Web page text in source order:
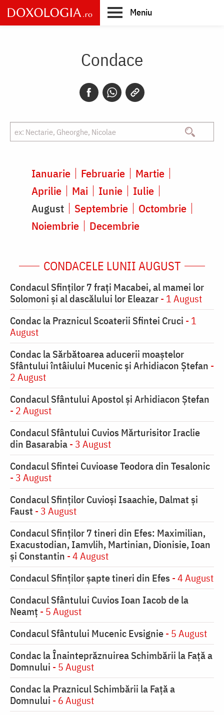
Skip
to
main
Meniu
Condace
Ianuarie Februarie
Martie
Aprilie
Mai Iunie
Iulie
August
Septembrie
Octombrie
Noiembrie
Decembrie
CONDACELE LUNII AUGUST
Condacul Sfinţilor 7 fraţi Macabei, al mamei lor
Solomoni şi al dascălului lor Eleazar- 1 August
Condac la Praznicul Scoaterii Sfintei Cruci - 1
August
Condac la Sărbătoarea aducerii moaştelor
Sfântului întâiului Mucenic şi Arhidiacon Ştefan -
2 August
Condacul Sfântului Apostol și Arhidiacon Ștefan
- 2 August
Condacul Sfântului Cuvios Mărturisitor Iraclie
din Basarabia- 3 August
Condacul Sfintei Cuvioase Teodora din Tesalonic
- 3 August
Condacul Sfinţilor Cuvioşi Isaachie, Dalmat şi
Faust - 3 August
Condacul Sfinţilor 7 tineri din Efes: Maximilian,
Exacustodian, Iamvlih, Martinian, Dionisie, Ioan
şi Constantin - 4 August
Condacul Sfinţilor şapte tineri din Efes - 4 August
Condacul Sfântului Cuvios Ioan Iacob de la
Neamț - 5 August
Condacul Sfântului Mucenic Evsignie- 5 August
Condac la Înainteprăznuirea Schimbării la Faţă a
Domnului - 5 August
Condac la Praznicul Schimbării la Faţă a
Domnului - 6 August